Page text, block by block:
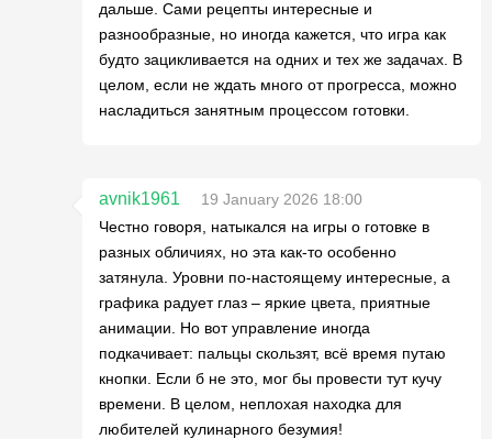
дальше. Сами рецепты интересные и
разнообразные, но иногда кажется, что игра как
будто зацикливается на одних и тех же задачах. В
целом, если не ждать много от прогресса, можно
насладиться занятным процессом готовки.
avnik1961
19 January 2026 18:00
Честно говоря, натыкался на игры о готовке в
разных обличиях, но эта как-то особенно
затянула. Уровни по-настоящему интересные, а
графика радует глаз – яркие цвета, приятные
анимации. Но вот управление иногда
подкачивает: пальцы скользят, всё время путаю
кнопки. Если б не это, мог бы провести тут кучу
времени. В целом, неплохая находка для
любителей кулинарного безумия!